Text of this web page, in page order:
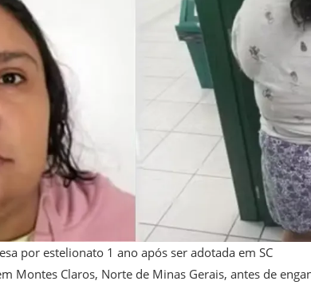
por estelionato 1 ano após ser adotada em SC
Montes Claros, Norte de Minas Gerais, antes de